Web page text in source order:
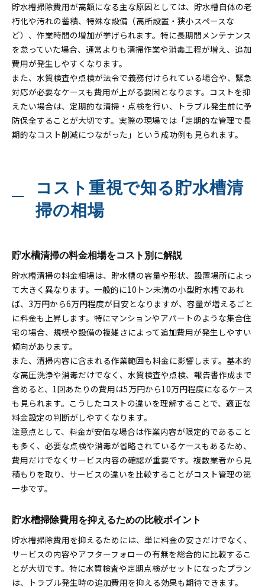
貯水槽掃除費用が高額になる主な原因としては、貯水槽自体の老
朽化や汚れの蓄積、特殊な設備（高所設置・狭小スペースな
ど）、作業時間の増加が挙げられます。特に長期間メンテナンス
を怠っていた場合、通常よりも清掃作業や消毒工程が増え、追加
費用が発生しやすくなります。
また、水質検査や点検が法令で義務付けられている場合や、緊急
対応が必要なケースも費用が上がる要因となります。コストを抑
えたい場合は、定期的な清掃・点検を行い、トラブル発生前に予
防保全することが大切です。実際の現場では「定期的な管理で長
期的なコスト削減につながった」という成功例も見られます。
コスト重視で知る貯水槽清
掃の相場
貯水槽清掃の料金相場をコスト別に解説
貯水槽清掃の料金相場は、貯水槽の容量や形状、設置場所によっ
て大きく異なります。一般的に10トン未満の小型貯水槽であれ
ば、3万円から6万円程度が目安となりますが、容量が増えるごと
に料金も上昇します。特にマンションやアパートのような集合住
宅の場合、規模や設備の複雑さによって追加費用が発生しやすい
傾向があります。
また、清掃内容に含まれる作業範囲も料金に影響します。基本的
な高圧洗浄や消毒だけでなく、水質検査や点検、報告書作成まで
含めると、1回あたりの費用は5万円から10万円程度になるケース
も見られます。こうしたコストの違いを理解することで、適正な
料金設定の判断がしやすくなります。
注意点として、料金が安価な場合は作業内容が限定的であること
も多く、必要な点検や消毒が省略されているケースもあるため、
費用だけでなくサービス内容の確認が重要です。複数業者から見
積もりを取り、サービスの違いを比較することがコスト管理の第
一歩です。
貯水槽掃除費用を抑えるための比較ポイント
貯水槽掃除費用を抑えるためには、単に料金の安さだけでなく、
サービスの内容やアフターフォローの有無を総合的に比較するこ
とが大切です。特に水質検査や定期点検がセットになったプラン
は、トラブル発生時の追加費用を抑える効果も期待できます。